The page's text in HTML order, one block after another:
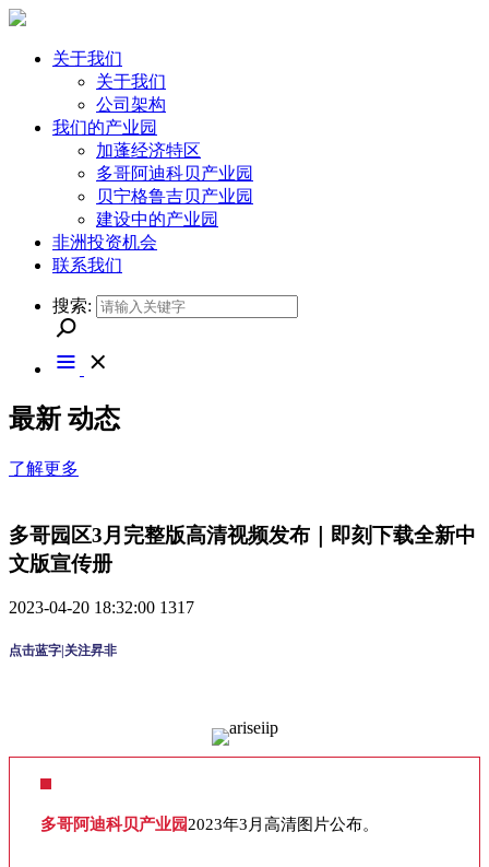
关于我们
关于我们
公司架构
我们的产业园
加蓬经济特区
多哥阿迪科贝产业园
贝宁格鲁吉贝产业园
建设中的产业园
非洲投资机会
联系我们
搜索:
最新 动态
了解更多
多哥园区3月完整版高清视频发布｜即刻下载全新中
文版宣传册
2023-04-20 18:32:00 1317
点击蓝字|关注昇非
多哥阿迪科贝产业园2023年3月高清图片公布。